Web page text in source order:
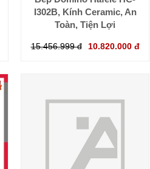
I302B, Kính Ceramic, An
Toàn, Tiện Lợi
15.456.999 đ 10.820.000 đ